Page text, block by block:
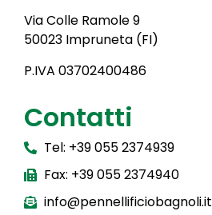
Via Colle Ramole 9
50023 Impruneta (FI)
P.IVA 03702400486
Contatti
Tel: +39 055 2374939
Fax: +39 055 2374940
info@pennellificiobagnoli.it